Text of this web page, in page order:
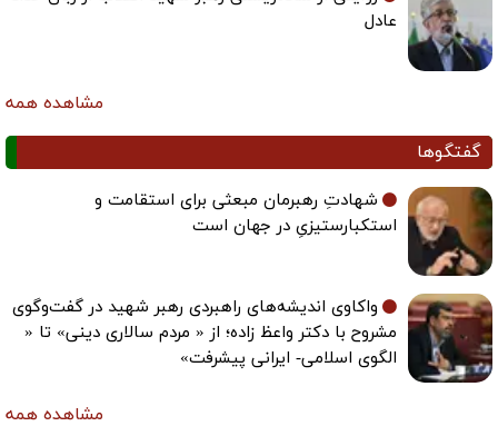
عادل
مشاهده همه
گفتگوها
شهادتِ رهبرمان مبعثی برای استقامت و
استکبارستیزیِ در جهان است
واکاوی اندیشه‌های راهبردی رهبر شهید در گفت‌وگوی
مشروح با دکتر واعظ زاده؛ از « مردم سالاری دینی» تا «
الگوی اسلامی- ایرانی پیشرفت»
مشاهده همه